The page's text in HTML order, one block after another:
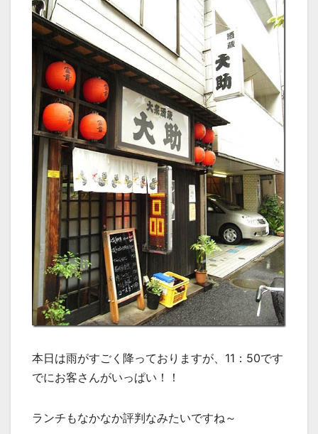
本日は雨がすごく降っておりますが、11：50です
でにお客さんがいっぱい！！
ランチもなかなか評判なみたいですね～